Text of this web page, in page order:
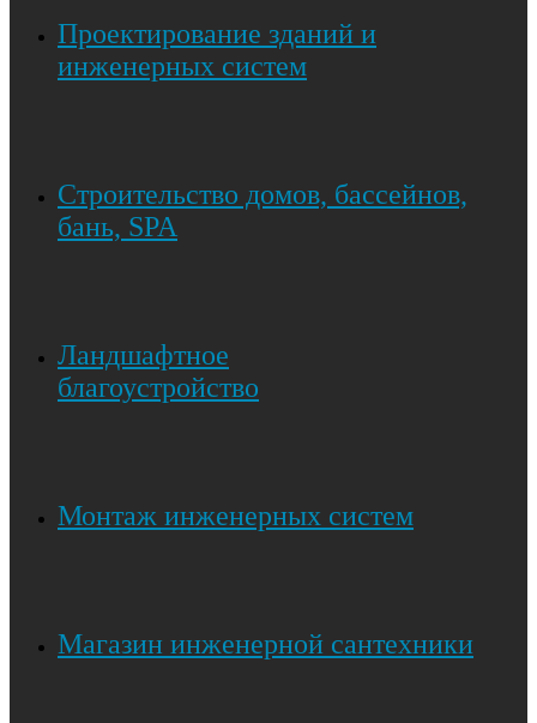
Проектирование зданий и
инженерных систем
Строительство домов, бассейнов,
бань, SPA
Ландшафтное
благоустройство
Монтаж инженерных систем
Магазин инженерной сантехники